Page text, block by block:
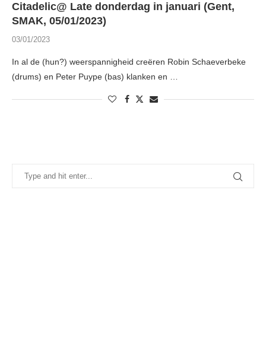
Citadelic@ Late donderdag in januari (Gent,
SMAK, 05/01/2023)
03/01/2023
In al de (hun?) weerspannigheid creëren Robin Schaeverbeke
(drums) en Peter Puype (bas) klanken en …